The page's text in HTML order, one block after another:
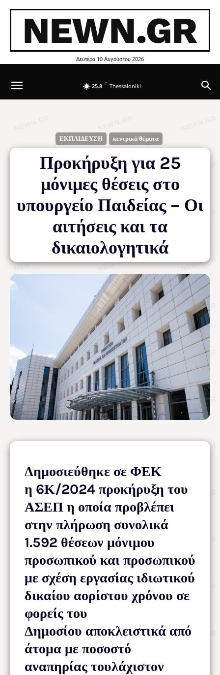
NEWN.GR
Δευτέρα 10 Αυγούστου 2026
25.8 C Thessaloniki
ΕΚΠΑΙΔΕΥΣΗ κεντρικά θέματα
Προκήρυξη για 25
μόνιμες θέσεις στο
υπουργείο Παιδείας – Οι
αιτήσεις και τα
δικαιολογητικά
Δημοσιεύθηκε σε ΦΕΚ
η 6Κ/2024 προκήρυξη του
ΑΣΕΠ η οποία προβλέπει
στην πλήρωση συνολικά
1.592 θέσεων μόνιμου
προσωπικού και προσωπικού
με σχέση εργασίας ιδιωτικού
δικαίου αορίστου χρόνου σε
φορείς του
Δημοσίου αποκλειστικά από
άτομα με ποσοστό
αναπηρίας τουλάχιστον